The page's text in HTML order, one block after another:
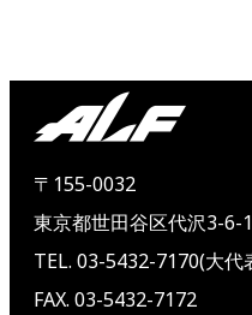
〒155-0032
東京都世田谷区代沢3-6-
TEL. 03-5432-7170(大代
FAX. 03-5432-7172